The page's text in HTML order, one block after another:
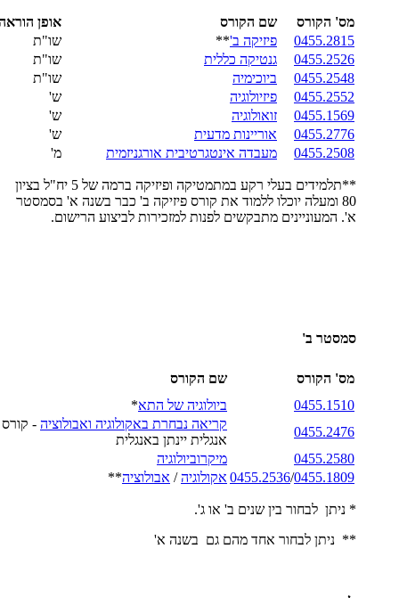
מס' הקורס שם הקורס
אופן
0455.2815
פיזיקה ב'**
שו"ת
0455.2526
גנטיקה כללית
שו"ת
0455.2548
ביוכימיה
שו"ת
0455.2552
פיזיולוגיה
ש'
0455.1569
זואולוגיה
ש'
0455.2776
אוריינות מדעית
ש'
0455.2508
מעבדה אינטגרטיבית אורגניזמית מ'
**תלמידים בעלי רקע במתמטיקה ופיזיקה ברמה של 5 יח"ל בציון
80 ומעלה יוכלו ללמוד את קורס פיזיקה ב' כבר בשנה א' בסמסטר
א'. המעוניינים מתבקשים לפנות למזכירות לביצוע הרישום.
סמסטר ב'
מס' הקורס
שם הקורס
0455.1 510 ביולוגיה של התא*
0455.2476
קריאה נבחרת באקולוגיה ואבולוציה - קורס
אנגלית יינתן באנגלית
0455.2580
מיקרוביולוגיה
0455.2536/0455.1809 אקולוגיה/ אבולוציה**
* ניתן לבחור בין שנים ב' או ג'.
** ניתן לבחור אחד מהם גם בשנה א'